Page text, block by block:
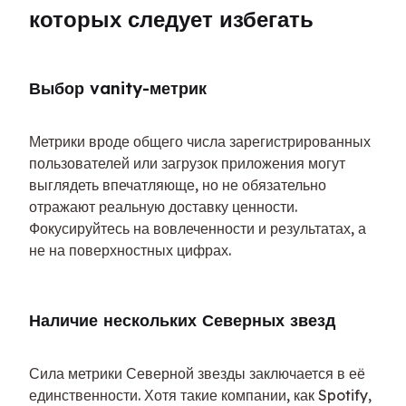
которых следует избегать
Выбор vanity-метрик
Метрики вроде общего числа зарегистрированных
пользователей или загрузок приложения могут
выглядеть впечатляюще, но не обязательно
отражают реальную доставку ценности.
Фокусируйтесь на вовлеченности и результатах, а
не на поверхностных цифрах.
Наличие нескольких Северных звезд
Сила метрики Северной звезды заключается в её
единственности. Хотя такие компании, как Spotify,